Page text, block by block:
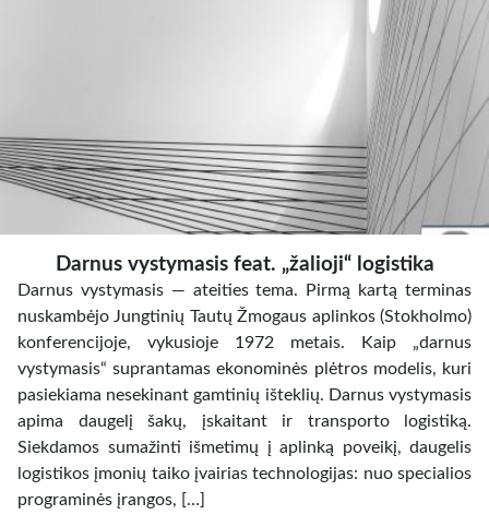
Darnus vystymasis feat. „žalioji“ logistika
Darnus vystymasis — ateities tema. Pirmą kartą terminas
nuskambėjo Jungtinių Tautų Žmogaus aplinkos (Stokholmo)
konferencijoje, vykusioje 1972 metais. Kaip „darnus
vystymasis“ suprantamas ekonominės plėtros modelis, kuri
pasiekiama nesekinant gamtinių išteklių. Darnus vystymasis
apima daugelį šakų, įskaitant ir transporto logistiką.
Siekdamos sumažinti išmetimų į aplinką poveikį, daugelis
logistikos įmonių taiko įvairias technologijas: nuo specialios
programinės įrangos, […]